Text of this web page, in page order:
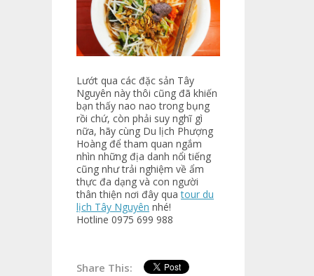
Lướt qua các đặc sản Tây
Nguyên này thôi cũng đã khiến
bạn thấy nao nao trong bụng
rồi chứ, còn phải suy nghĩ gì
nữa, hãy cùng Du lịch Phượng
Hoàng để tham quan ngắm
nhìn những địa danh nổi tiếng
cũng như trải nghiệm về ẩm
thực đa dạng và con người
thân thiện nơi đây quatour du
lịch Tây Nguyên nhé!
Hotline 0975 699 988
Share This: